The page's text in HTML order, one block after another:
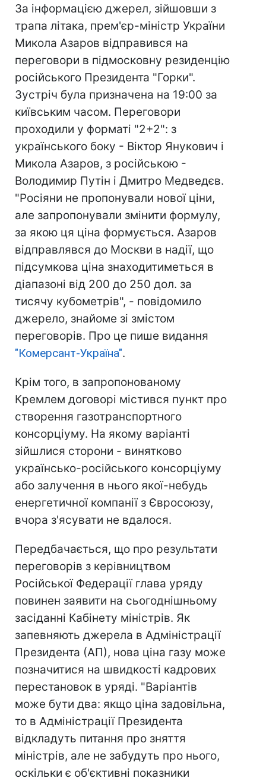
За інформацією джерел, зійшовши з
трапа літака, прем'єр-міністр України
Микола Азаров відправився на
переговори в підмосковну резиденцію
російського Президента "Горки".
Зустріч була призначена на 19:00 за
київським часом. Переговори
проходили у форматі "2+2": з
українського боку - Віктор Янукович і
Микола Азаров, з російською -
Володимир Путін і Дмитро Медведєв.
"Росіяни не пропонували нової ціни,
але запропонували змінити формулу,
за якою ця ціна формується. Азаров
відправлявся до Москви в надії, що
підсумкова ціна знаходитиметься в
діапазоні від 200 до 250 дол. за
тисячу кубометрів", - повідомило
джерело, знайоме зі змістом
переговорів. Про це пише видання
"Комерсант-Україна".
Крім того, в запропонованому
Кремлем договорі містився пункт про
створення газотранспортного
консорціуму. На якому варіанті
зійшлися сторони - винятково
українсько-російського консорціуму
або залучення в нього якої-небудь
енергетичної компанії з Євросоюзу,
вчора з'ясувати не вдалося.
Передбачається, що про результати
переговорів з керівництвом
Російської Федерації глава уряду
повинен заявити на сьогоднішньому
засіданні Кабінету міністрів. Як
запевняють джерела в Адміністрації
Президента (АП), нова ціна газу може
позначитися на швидкості кадрових
перестановок в уряді. "Варіантів
може бути два: якщо ціна задовільна,
то в Адміністрації Президента
відкладуть питання про зняття
міністрів, але не забудуть про нього,
оскільки є об'єктивні показники